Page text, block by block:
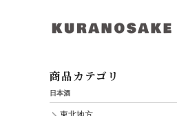
商品カテゴリ
日本酒